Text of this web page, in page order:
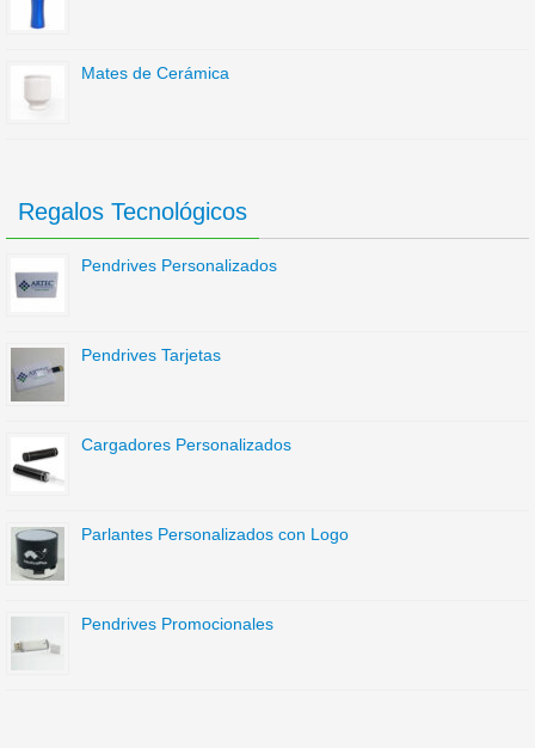
Mates de Cerámica
Regalos Tecnológicos
Pendrives Personalizados
Pendrives Tarjetas
Cargadores Personalizados
Parlantes Personalizados con Logo
Pendrives Promocionales